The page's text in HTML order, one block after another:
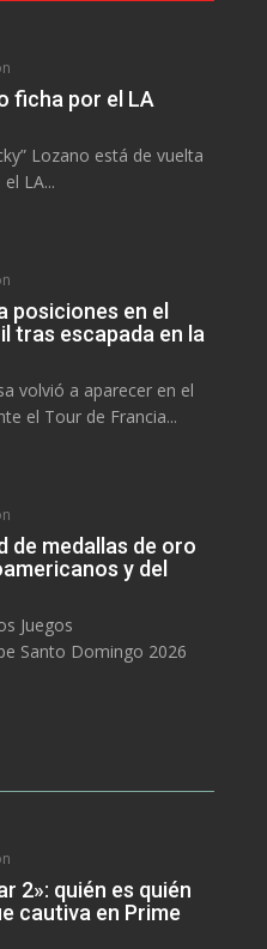
ficha por el LA
Lozano está de vuelta
LA...
posiciones en el
tras escapada en la
volvió a aparecer en el
el Tour de Francia...
de medallas de oro
y del
Juegos
Santo Domingo 2026
2»: quién es quién
cautiva en Prime